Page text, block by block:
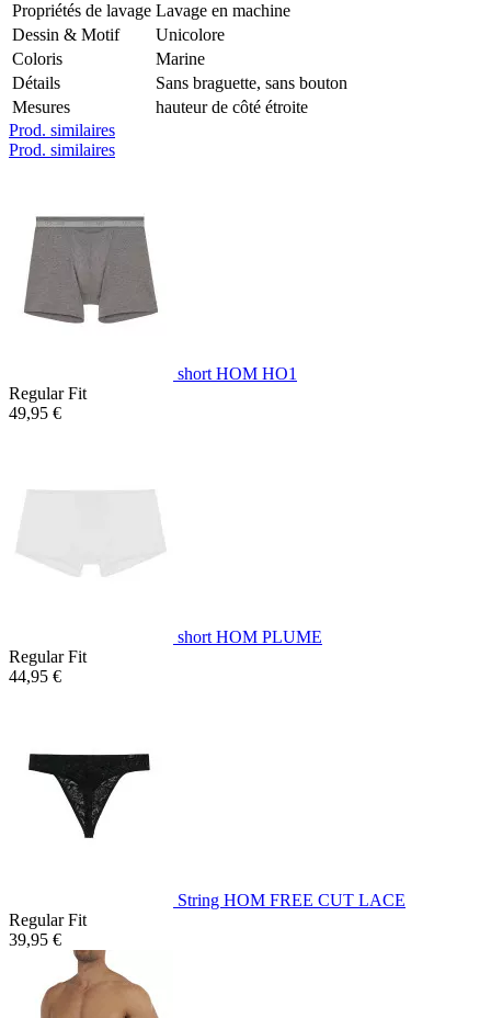
Propriétés de lavage Lavage en machine
Dessin & Motif
Unicolore
Coloris
Marine
Détails
Sans braguette, sans bouton
Mesures
hauteur de côté étroite
Prod. similaires
Prod. similaires
short HOM HO1
Regular Fit
49,95 €
short HOM PLUME
Regular Fit
44,95 €
String HOM FREE CUT LACE
Regular Fit
39,95 €